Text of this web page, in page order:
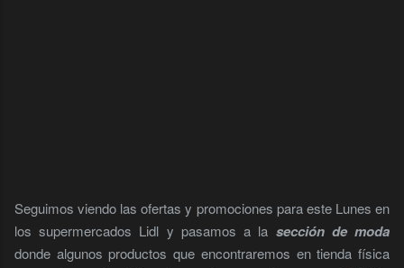
Seguimos viendo las ofertas y promociones para este Lunes en
los supermercados Lidl y pasamos a la sección de moda
donde algunos productos que encontraremos en tienda física